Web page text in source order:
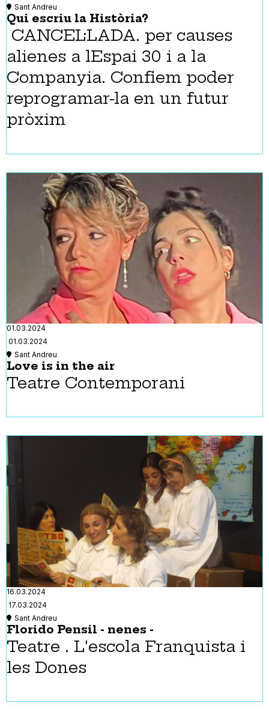
Sant Andreu
Qui escriu la Història?
CANCEL·LADA. per causes
alienes a lEspai 30 i a la
Companyia. Confiem poder
reprogramar-la en un futur
pròxim
01.03.2024
01.03.2024
Sant Andreu
Love is in the air
Teatre Contemporani
16.03.2024
17.03.2024
Sant Andreu
Florido Pensil - nenes -
Teatre . L'escola Franquista i
les Dones